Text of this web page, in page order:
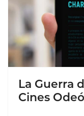
La Guerra
Cines